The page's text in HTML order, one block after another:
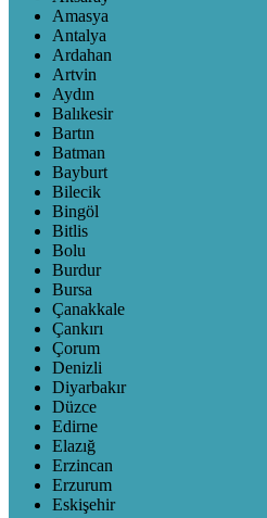
Amasya
Antalya
Ardahan
Artvin
Aydın
Balıkesir
Bartın
Batman
Bayburt
Bilecik
Bingöl
Bitlis
Bolu
Burdur
Bursa
Çanakkale
Çankırı
Çorum
Denizli
Diyarbakır
Düzce
Edirne
Elazığ
Erzincan
Erzurum
Eskişehir